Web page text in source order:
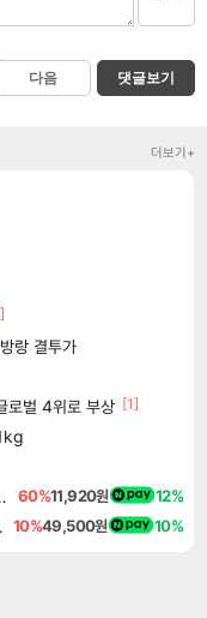
다음 댓글보기
더보기+
랑 결투가
벌 4위로 부상 [1]
V V Liberty 3 Pack DLC 60%11,920원 12%
Edition 10%49,500원 10%